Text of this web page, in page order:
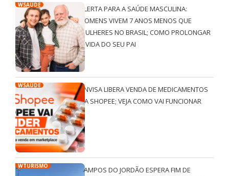
WSAÚDE
ALERTA PARA A SAÚDE MASCULINA:
HOMENS VIVEM 7 ANOS MENOS QUE
MULHERES NO BRASIL; COMO PROLONGAR
A VIDA DO SEU PAI
WSAÚDE
ANVISA LIBERA VENDA DE MEDICAMENTOS
NA SHOPEE; VEJA COMO VAI FUNCIONAR
WTURISMO
CAMPOS DO JORDÃO ESPERA FIM DE